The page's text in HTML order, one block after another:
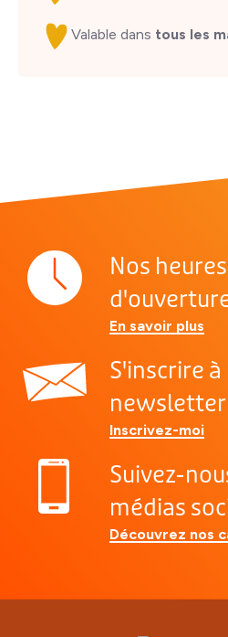
Valable dans tous les
Nos heures
En savoir plus
S'inscrire à
newsletter
Inscrivez-moi
Suivez-
médias
Découvrez nos